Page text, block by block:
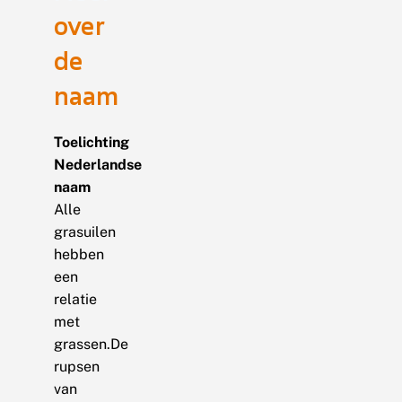
over
de
naam
Toelichting
Nederlandse
naam
Alle
grasuilen
hebben
een
relatie
met
grassen.De
rupsen
van